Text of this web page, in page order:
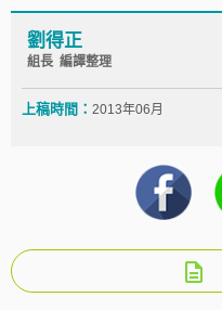
劉得正
組長 編譯整理
上稿時間： 2013年06月